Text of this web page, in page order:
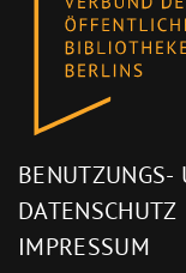
BENUTZUNGS-
DATENSCHUTZ
IMPRESSUM